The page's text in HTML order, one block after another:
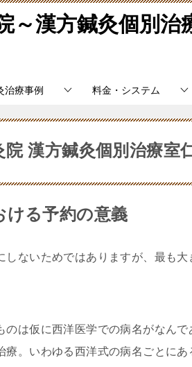
～漢方鍼灸個別治
治療事例 料金・システム
院 漢方鍼灸個別治療室
ける予約の意義
しないためではありますが、最も
のは仮に西洋医学での病名がなん
療。いわゆる西洋式の病名ごとに